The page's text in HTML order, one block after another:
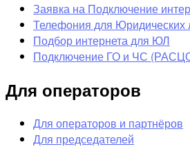
Заявка на Подключение
Телефония для Юридических
Подбор интернета для ЮЛ
Подключение ГО и ЧС
Для операторов
Для операторов и партнёров
Для председателей